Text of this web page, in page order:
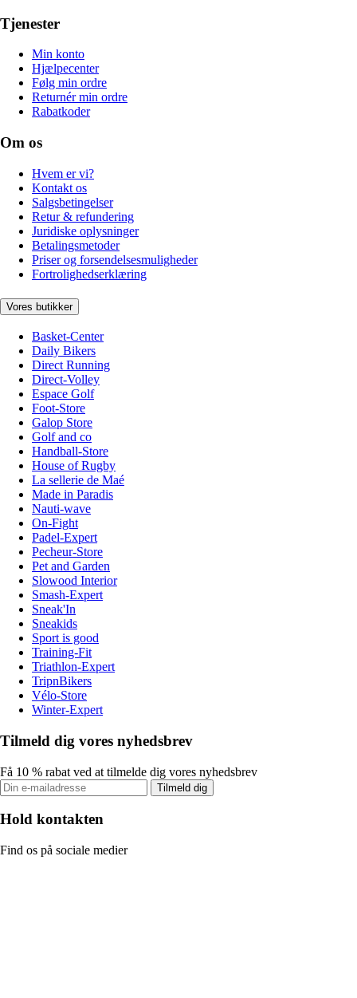
Tjenester
Min konto
Hjælpecenter
Følg min ordre
Returnér min ordre
Rabatkoder
Om os
Hvem er vi?
Kontakt os
Salgsbetingelser
Retur & refundering
Juridiske oplysninger
Betalingsmetoder
Priser og forsendelsesmuligheder
Fortrolighedserklæring
Vores butikker
Basket-Center
Daily Bikers
Direct Running
Direct-Volley
Espace Golf
Foot-Store
Galop Store
Golf and co
Handball-Store
House of Rugby
La sellerie de Maé
Made in Paradis
Nauti-wave
On-Fight
Padel-Expert
Pecheur-Store
Pet and Garden
Slowood Interior
Smash-Expert
Sneak'In
Sneakids
Sport is good
Training-Fit
Triathlon-Expert
TripnBikers
Vélo-Store
Winter-Expert
Tilmeld dig vores nyhedsbrev
Få 10 % rabat ved at tilmelde dig vores nyhedsbrev
Tilmeld dig
Hold kontakten
Find os på sociale medier